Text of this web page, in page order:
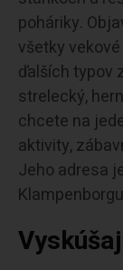
poháriky.
všetky
ďalších typov
strelecký,
chcete na
aktivity,
Jeho adresa